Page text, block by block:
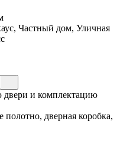
Частный дом, Уличная
и комплектацию
полотно, дверная коробка,